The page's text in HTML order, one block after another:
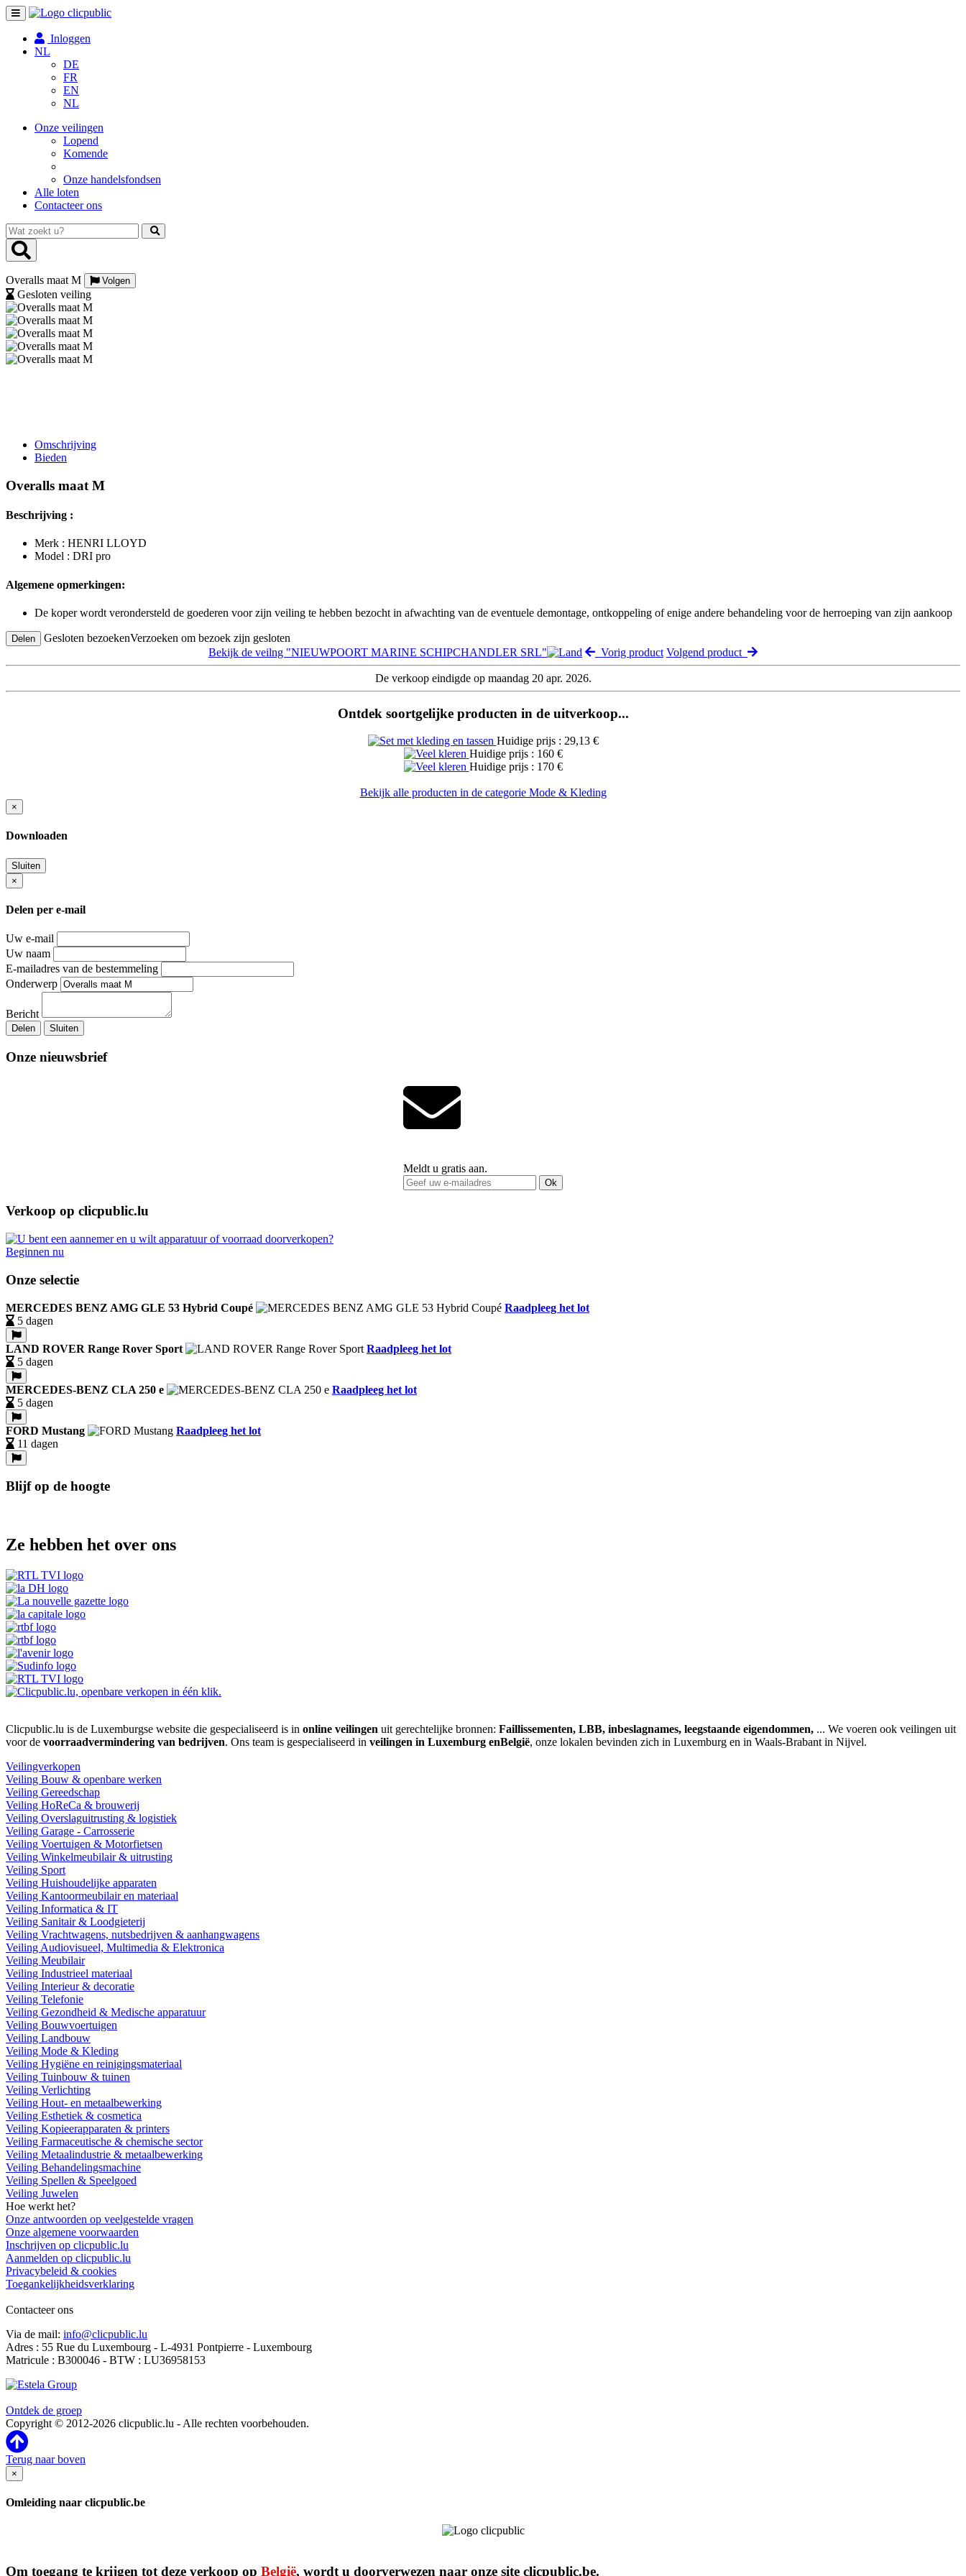
Toggle
navigation
Inloggen
NL
DE
FR
EN
NL
Onze veilingen
Lopend
Komende
Onze handelsfondsen
Alle loten
Contacteer ons
Wat
zoekt
u?
Overalls maat M Volgen
Gesloten veiling
Omschrijving
Bieden
Overalls maat M
Beschrijving :
Merk : HENRI LLOYD
Model : DRI pro
Algemene opmerkingen:
De koper wordt verondersteld de goederen voor zijn veiling te hebben bezocht in afwachting van de eventuele demontage, ontkoppeling of enige andere behandeling voor de herroeping van zijn aankoop
Delen Gesloten bezoekenVerzoeken om bezoek zijn gesloten
Bekijk de veilng "NIEUWPOORT MARINE SCHIPCHANDLER SRL"
Vorig product Volgend product
De verkoop eindigde op maandag 20 apr. 2026.
Ontdek soortgelijke producten in de uitverkoop...
Huidige prijs : 29,13 €
Huidige prijs : 160 €
Huidige prijs : 170 €
Bekijk alle producten in de categorie Mode & Kleding
×
Downloaden
Sluiten
×
Delen per e-mail
Uw e-mail
Uw naam
E-mailadres van de bestemmeling
Onderwerp
Bericht
Delen Sluiten
Onze nieuwsbrief
Meldt u gratis aan.
Ok
Verkoop op clicpublic.lu
Beginnen nu
Onze selectie
MERCEDES BENZ AMG GLE 53 Hybrid Coupé
Raadpleeg het lot
5 dagen
LAND ROVER Range Rover Sport
Raadpleeg het lot
5 dagen
MERCEDES-BENZ CLA 250 e
Raadpleeg het lot
5 dagen
FORD Mustang
Raadpleeg het lot
11 dagen
Blijf op de hoogte
Ze hebben het over ons
Clicpublic.lu is de Luxemburgse website die gespecialiseerd is in online veilingen uit gerechtelijke bronnen: Faillissementen, LBB, inbeslagnames, leegstaande eigendommen, ... We voeren ook veilingen uit
voor de voorraadvermindering van bedrijven. Ons team is gespecialiseerd in veilingen in Luxemburg enBelgië, onze lokalen bevinden zich in Luxemburg en in Waals-Brabant in Nijvel.
Veilingverkopen
Veiling Bouw & openbare werken
Veiling Gereedschap
Veiling HoReCa & brouwerij
Veiling Overslaguitrusting & logistiek
Veiling Garage - Carrosserie
Veiling Voertuigen & Motorfietsen
Veiling Winkelmeubilair & uitrusting
Veiling Sport
Veiling Huishoudelijke apparaten
Veiling Kantoormeubilair en materiaal
Veiling Informatica & IT
Veiling Sanitair & Loodgieterij
Veiling Vrachtwagens, nutsbedrijven & aanhangwagens
Veiling Audiovisueel, Multimedia & Elektronica
Veiling Meubilair
Veiling Industrieel materiaal
Veiling Interieur & decoratie
Veiling Telefonie
Veiling Gezondheid & Medische apparatuur
Veiling Bouwvoertuigen
Veiling Landbouw
Veiling Mode & Kleding
Veiling Hygiëne en reinigingsmateriaal
Veiling Tuinbouw & tuinen
Veiling Verlichting
Veiling Hout- en metaalbewerking
Veiling Esthetiek & cosmetica
Veiling Kopieerapparaten & printers
Veiling Farmaceutische & chemische sector
Veiling Metaalindustrie & metaalbewerking
Veiling Behandelingsmachine
Veiling Spellen & Speelgoed
Veiling Juwelen
Hoe werkt het?
Onze antwoorden op veelgestelde vragen
Onze algemene voorwaarden
Inschrijven op clicpublic.lu
Aanmelden op clicpublic.lu
Privacybeleid & cookies
Toegankelijkheidsverklaring
Contacteer ons
Via de mail: info@clicpublic.lu
Adres : 55 Rue du Luxembourg - L-4931 Pontpierre - Luxembourg
Matricule : B300046 - BTW : LU36958153
Ontdek de groep
Copyright © 2012-2026 clicpublic.lu - Alle rechten voorbehouden.
Terug naar boven
×
Omleiding naar clicpublic.be
Om toegang te krijgen tot deze verkoop op België, wordt u doorverwezen naar onze site clicpublic.be.